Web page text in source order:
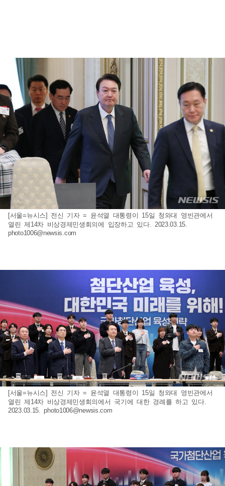
[서울=뉴시스] 전신 기자 = 윤석열 대통령이 15일 청와대 영빈관에서
열린 제14차 비상경제민생회의에 입장하고 있다. 2023.03.15.
photo1006@newsis.com
[서울=뉴시스] 전신 기자 = 윤석열 대통령이 15일 청와대 영빈관에서
열린 제14차 비상경제민생회의에서 국기에 대한 경례를 하고 있다.
2023.03.15.photo1006@newsis.com